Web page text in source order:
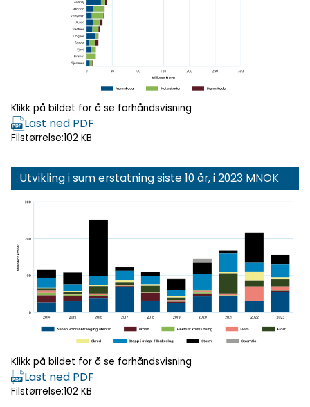
Klikk på bildet for å se forhåndsvisning
Last ned PDF
Filstørrelse:102 KB
Utvikling i sum erstatning siste 10 år, i 2023 MNOK
Klikk for
forhåndsvisning
Klikk på bildet for å se forhåndsvisning
Last ned PDF
Filstørrelse:102 KB